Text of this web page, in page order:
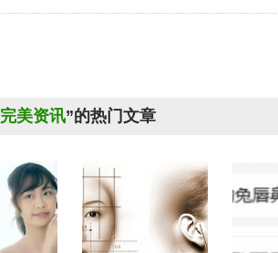
完美资讯”的热门文章